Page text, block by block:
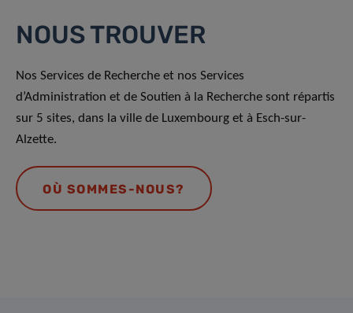
NOUS TROUVER
Nos Services de Recherche et nos Services
d’Administration et de Soutien à la Recherche sont répartis
sur 5 sites, dans la ville de Luxembourg et à Esch-sur-
Alzette.
OÙ SOMMES-NOUS?